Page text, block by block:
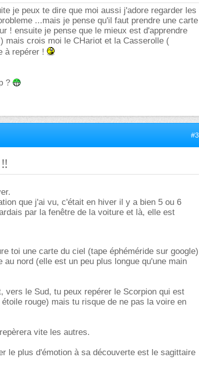
je peux te dire que moi aussi j'adore regarder les
...mais je pense qu'il faut prendre une carte
! ensuite je pense que le mieux est d'apprendre
mais crois moi le CHariot et la Casserolle (
à repérer !
?
#3
que j'ai vu, c'était en hiver il y a bien 5 ou 6
par la fenêtre de la voiture et là, elle est
toi une carte du ciel (tape éphéméride sur google)
nord (elle est un peu plus longue qu'une main
vers le Sud, tu peux repérer le Scorpion qui est
rouge) mais tu risque de ne pas la voire en
vite les autres.
le plus d'émotion à sa découverte est le sagittaire